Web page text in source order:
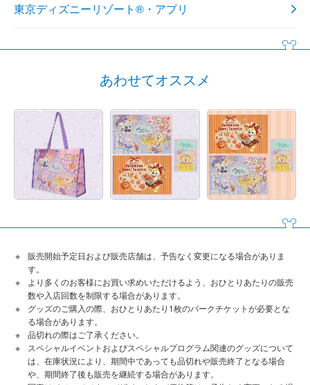
東京ディズニーリゾート®・アプリ
あわせてオススメ
販売開始予定日および販売店舗は、予告なく変更になる場合がありま
す。
より多くのお客様にお買い求めいただけるよう、おひとりあたりの販売
数や入店回数を制限する場合があります。
グッズのご購入の際、おひとりあたり1枚のパークチケットが必要とな
る場合があります。
品切れの際はご了承ください。
スペシャルイベントおよびスペシャルプログラム関連のグッズについて
は、在庫状況により、期間中であっても品切れや販売終了となる場合
や、期間終了後も販売を継続する場合があります。